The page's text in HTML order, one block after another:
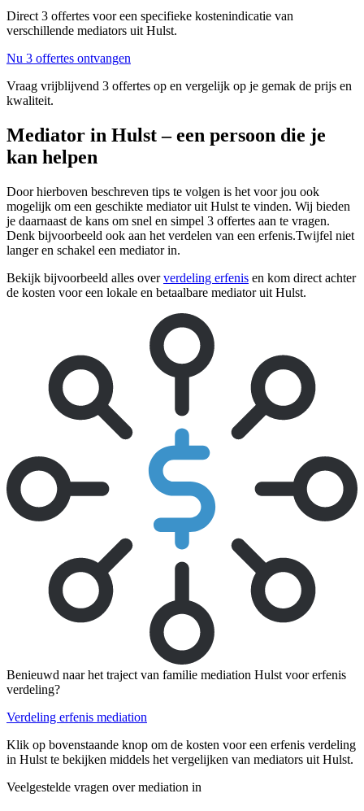
Direct 3 offertes voor een specifieke kostenindicatie van
verschillende mediators uit Hulst.
Nu 3 offertes ontvangen
Vraag vrijblijvend 3 offertes op en vergelijk op je gemak de prijs en
kwaliteit.
Mediator in Hulst – een persoon die je
kan helpen
Door hierboven beschreven tips te volgen is het voor jou ook
mogelijk om een geschikte mediator uit Hulst te vinden. Wij bieden
je daarnaast de kans om snel en simpel 3 offertes aan te vragen.
Denk bijvoorbeeld ook aan het verdelen van een erfenis.Twijfel niet
langer en schakel een mediator in.
Bekijk bijvoorbeeld alles oververdeling erfenis en kom direct achter
de kosten voor een lokale en betaalbare mediator uit Hulst.
Benieuwd naar het traject van familie mediation Hulst voor erfenis
verdeling?
Verdeling erfenis mediation
Klik op bovenstaande knop om de kosten voor een erfenis verdeling
in Hulst te bekijken middels het vergelijken van mediators uit Hulst.
Veelgestelde vragen over mediation in